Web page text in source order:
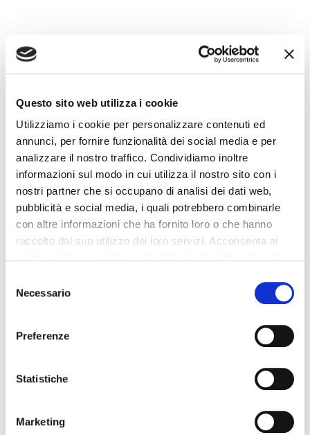
Questo sito web utilizza i cookie
Utilizziamo i cookie per personalizzare contenuti ed
annunci, per fornire funzionalità dei social media e per
analizzare il nostro traffico. Condividiamo inoltre
informazioni sul modo in cui utilizza il nostro sito con i
nostri partner che si occupano di analisi dei dati web,
pubblicità e social media, i quali potrebbero combinarle
con altre informazioni che ha fornito loro o che hanno
raccolto dal suo utilizzo dei loro servizi. Acconsenta ai
delNecessario
Preferenze
Statistiche
Marketing
Vuoi rimanere aggiornato su Quanto spendi per la
compila il modulo qui sotto!
Ho letto e acconsento l'informativa sulla privacy su
Acconsento al trattamento dei dati per attività di